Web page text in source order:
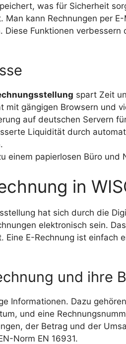
was für Sicherheit
kann Rechnungen per
Diese Funktionen
spart Zeit
mit gängigen Browsern und
auf deutschen Servern
Liquidität durch
einem papierlosen Büro und
in
hat sich durch die
elektronisch sein.
Eine E-Rechnung ist einfach
und ihre
Informationen. Dazu
und eine
der Betrag und der
Norm EN 16931.